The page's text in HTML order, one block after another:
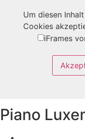
Um diesen
Cookies
iFrames
Piano